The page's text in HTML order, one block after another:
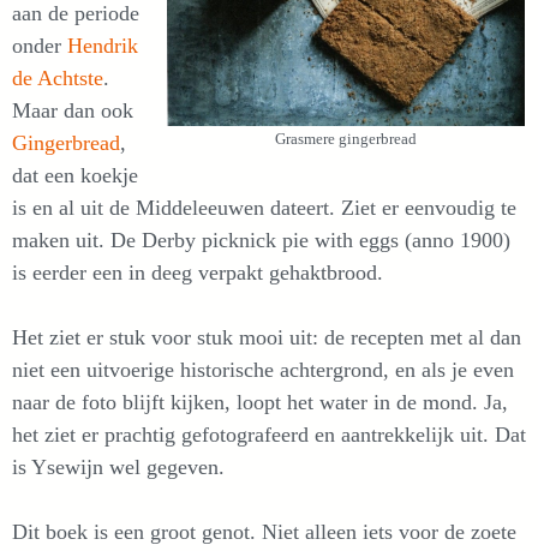
Grasmere gingerbread
aan de periode
onder Hendrik
de Achtste.
Maar dan ook
Gingerbread,
dat een koekje
is en al uit de Middeleeuwen dateert. Ziet er eenvoudig te
maken uit. De Derby picknick pie with eggs (anno 1900)
is eerder een in deeg verpakt gehaktbrood.
Het ziet er stuk voor stuk mooi uit: de recepten met al dan
niet een uitvoerige historische achtergrond, en als je even
naar de foto blijft kijken, loopt het water in de mond. Ja,
het ziet er prachtig gefotografeerd en aantrekkelijk uit. Dat
is Ysewijn wel gegeven.
Dit boek is een groot genot. Niet alleen iets voor de zoete